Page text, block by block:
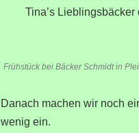
Tina’s
Frühstück bei Bäcker Schmidt in
Danach machen wir noch
wenig ein.